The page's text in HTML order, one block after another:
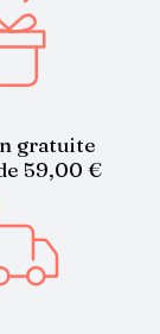
gratuite
59,00 €